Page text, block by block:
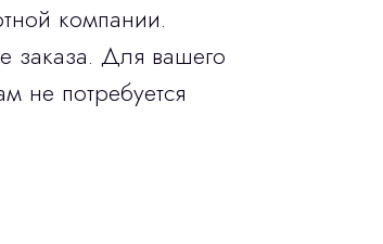
компании.
заказа. Для вашего
не потребуется